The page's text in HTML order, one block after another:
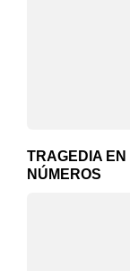
TRAGEDIA
NÚMEROS